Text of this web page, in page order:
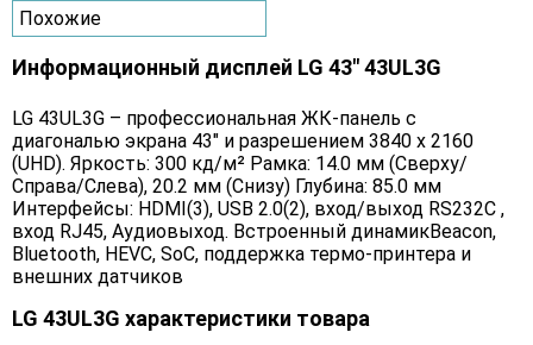
Похожие
Информационный дисплей LG 43" 43UL3G
LG 43UL3G – профессиональная ЖК-панель с
диагональю экрана 43" и разрешением 3840 х 2160
(UHD). Яркость: 300 кд/м² Рамка: 14.0 мм (Сверху/
Справа/Слева), 20.2 мм (Снизу) Глубина: 85.0 мм
Интерфейсы: HDMI(3), USB 2.0(2), вход/выход RS232C ,
вход RJ45, Аудиовыход. Встроенный динамикBeacon,
Bluetooth, HEVC, SoC, поддержка термо-принтера и
внешних датчиков
LG 43UL3G характеристики товара